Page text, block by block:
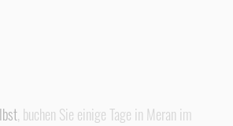
, buchen Sie einige Tage in Meran im